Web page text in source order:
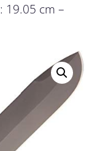
19.05 cm –